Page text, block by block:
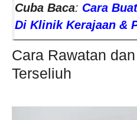
Cuba Baca: Cara
Di Klinik Kerajaan &
Cara Rawatan
Terseliuh